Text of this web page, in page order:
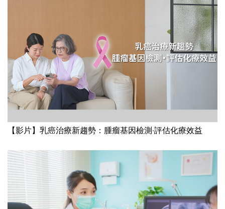
【影片】乳癌治療新趨勢：腫瘤基因檢測‧評估化療效益